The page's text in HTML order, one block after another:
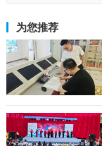
为您推荐